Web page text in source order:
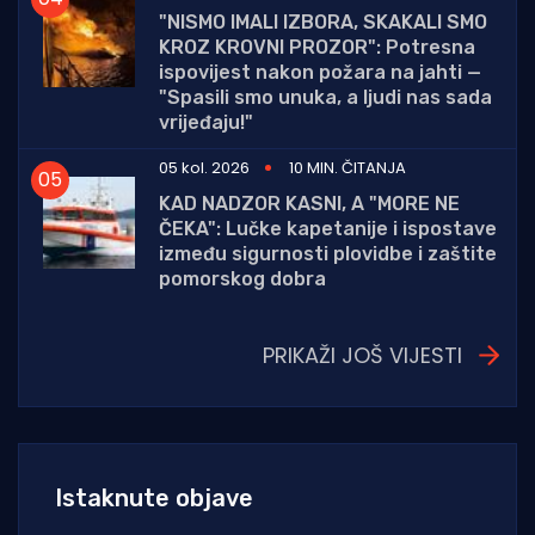
"NISMO IMALI IZBORA, SKAKALI SMO
KROZ KROVNI PROZOR": Potresna
ispovijest nakon požara na jahti —
"Spasili smo unuka, a ljudi nas sada
vrijeđaju!"
05 kol. 2026
10 MIN. ČITANJA
KAD NADZOR KASNI, A "MORE NE
ČEKA": Lučke kapetanije i ispostave
između sigurnosti plovidbe i zaštite
pomorskog dobra
PRIKAŽI JOŠ VIJESTI
Istaknute objave